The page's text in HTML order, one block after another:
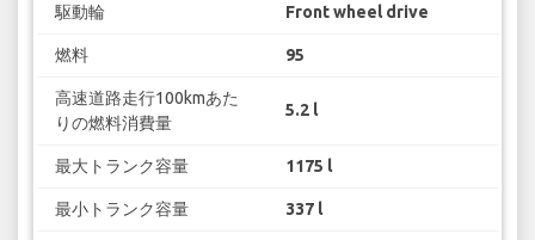
駆動輪 Front wheel drive
燃料 95
高速道路走行100kmあた
りの燃料消費量
5.2 l
最大トランク容量 1175 l
最小トランク容量 337 l